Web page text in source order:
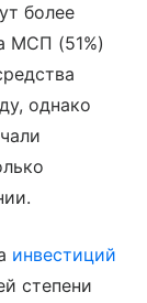
более
МСП (51%)
однако
инвестиций
степени